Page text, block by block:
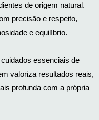
de origem natural.
precisão e respeito,
e equilíbrio.
essenciais de
valoriza resultados reais,
profunda com a própria